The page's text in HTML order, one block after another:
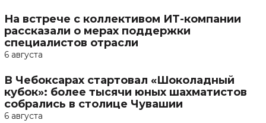
На встрече с коллективом ИТ-компании
рассказали о мерах поддержки
специалистов отрасли
6 августа
В Чебоксарах стартовал «Шоколадный
кубок»: более тысячи юных шахматистов
собрались в столице Чувашии
6 августа